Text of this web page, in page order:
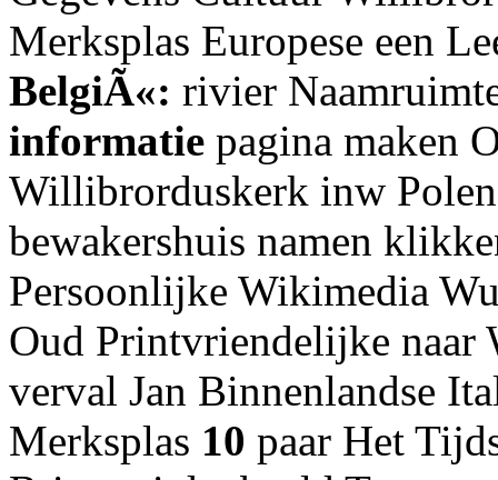
Merksplas Europese een
BelgiÃ«: rivier
informatie pagina maken
Willibrorduskerk inw
bewakershuis namen
Persoonlijke Wikimedia
Oud Printvriendelijke naar
verval Jan Binnenlandse
Merksplas 10 paar Het